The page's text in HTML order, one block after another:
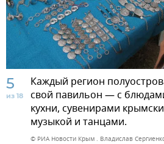
5
из 18
Каждый регион
свой павильон — с
кухни, сувенирами
музыкой и танцами.
© РИА Новости Крым . Владислав